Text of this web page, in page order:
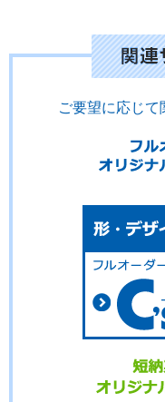
ご要望に応じ